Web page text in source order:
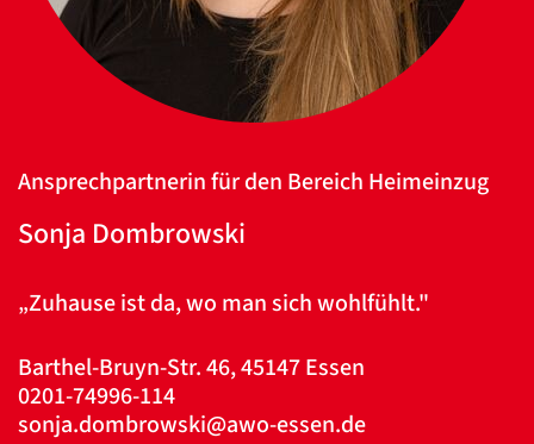
Ansprechpartnerin für den Bereich Heimeinzug
Sonja Dombrowski
„Zuhause ist da, wo man sich wohlfühlt."
Barthel-Bruyn-Str. 46, 45147 Essen
0201-74996-114
sonja.dombrowski@awo-essen.de